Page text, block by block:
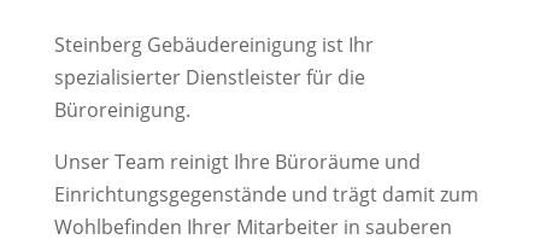
Steinberg Gebäudereinigung ist Ihr
spezialisierter Dienstleister für die
Büroreinigung.
Unser Team reinigt Ihre Büroräume und
Einrichtungsgegenstände und trägt damit zum
Wohlbefinden Ihrer Mitarbeiter in sauberen